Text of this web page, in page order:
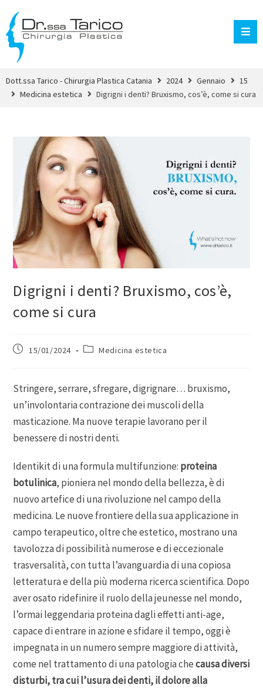
Dott.ssa Tarico - Chirurgia Plastica Catania 2024 Gennaio
15
Medicina estetica
Digrigni i denti? Bruxismo, cos’è, come si cura
Digrigni i denti? Bruxismo, cos’è,
come si cura
15/01/2024 Medicina estetica
Stringere, serrare, sfregare, digrignare… bruxismo,
un’involontaria contrazione dei muscoli della
masticazione. Ma nuove terapie lavorano per il
benessere di nostri denti.
Identikit di una formula multifunzione: proteina
botulinica, pioniera nel mondo della bellezza, è di
nuovo artefice di una rivoluzione nel campo della
medicina. Le nuove frontiere della sua applicazione in
campo terapeutico, oltre che estetico, mostrano una
tavolozza di possibilità numerose e di eccezionale
trasversalità, con tutta l’avanguardia di una copiosa
letteratura e della più moderna ricerca scientifica. Dopo
aver osato ridefinire il ruolo della jeunesse nel mondo,
l’ormai leggendaria proteina dagli effetti anti-age,
capace di entrare in azione e sfidare il tempo, oggi è
impegnata in un numero sempre maggiore di attività,
come nel trattamento di una patologia checausa diversi
disturbi, tra cui l’usura dei denti, il dolore alla